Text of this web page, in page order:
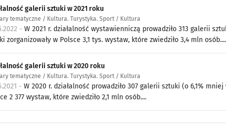
galerii sztuki w 2021 roku
tematyczne / Kultura. Turystyka. Sport / Kultura
-W 2021 r. działalność wystawienniczą prowadziło 313 galerii
zorganizowały w Polsce 3,1 tys. wystaw, które zwiedziło 3,4 mln osób....
galerii sztuki w 2020 roku
tematyczne / Kultura. Turystyka. Sport / Kultura
-W 2020 r. działalność prowadziło 307 galerii sztuki (o 6,1%
2 377 wystaw, które zwiedziło 2,1 mln osób....